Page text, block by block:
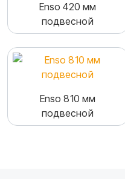
Enso 420 мм
подвесной
Enso 810 мм
подвесной